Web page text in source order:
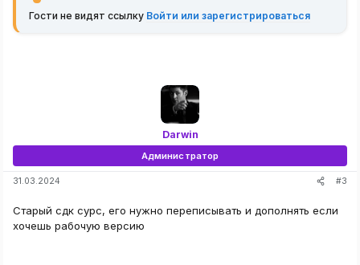
Гости не видят ссылку Войти или зарегистрироваться
Darwin
Администратор
31.03.2024 #3
Старый сдк сурс, его нужно переписывать и дополнять если
хочешь рабочую версию